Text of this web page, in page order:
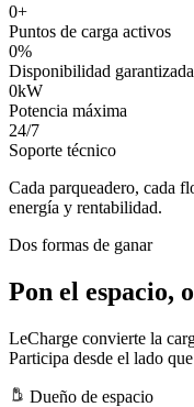
0+
Puntos de carga activos
0%
Disponibilidad garantizada
0kW
Potencia máxima
24/7
Soporte técnico
Cada parqueadero, cada
energía y rentabilidad.
Dos formas de ganar
Pon el espacio,
LeCharge convierte la
Participa desde el lado
Dueño de espacio